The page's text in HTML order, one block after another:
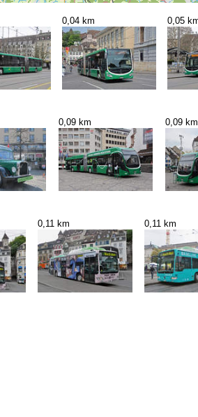
0,04 km 0,05
0,09 km 0,09 km
0,11 km 0,11 km